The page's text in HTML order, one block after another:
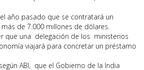
año pasado que se contratará un
de 7.000 millones de dólares.
que una delegación de los ministerios
viajará para concretar un préstamo
ABI, que el Gobierno de la India